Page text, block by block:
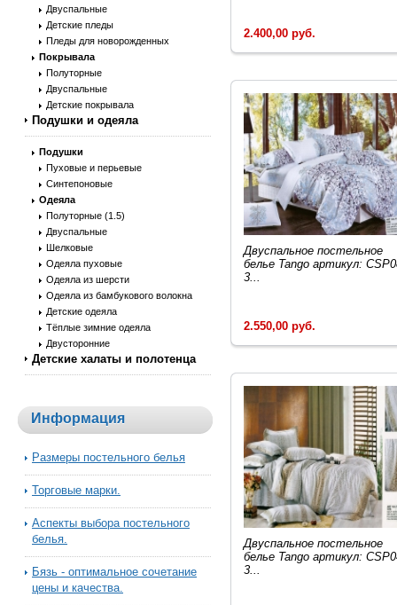
Двуспальные
Детские пледы
Пледы для новорожденных
Покрывала
Полуторные
Двуспальные
Детские покрывала
Подушки и одеяла
Подушки
Пуховые и перьевые
Синтепоновые
Одеяла
Полуторные (1.5)
Двуспальные
Шелковые
Одеяла пуховые
Одеяла из шерсти
Одеяла из бамбукового волокна
Детские одеяла
Тёплые зимние одеяла
Двусторонние
Детские халаты и полотенца
Информация
Размеры постельного белья
Торговые марки.
Аспекты выбора постельного
белья.
Бязь - оптимальное сочетание
цены и качества.
2.400,00 руб.
Двуcпальное постельное
белье Tango артикул:
3...
2.550,00 руб.
Двуcпальное постельное
белье Tango артикул:
3...